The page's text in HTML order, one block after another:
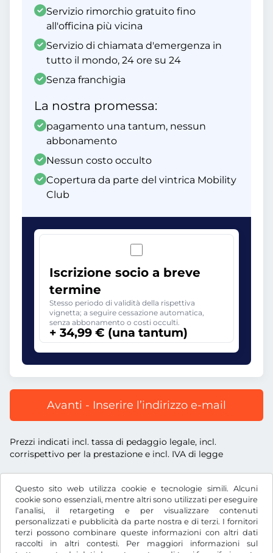
Questo sito web utilizza cookie e tecnologie simili. Alcuni
cookie sono essenziali, mentre altri sono utilizzati per eseguire
l’analisi, il retargeting e per visualizzare contenuti
personalizzati e pubblicità da parte nostra e di terzi. I fornitori
terzi possono combinare queste informazioni con altri dati
raccolti in altri contesti. Per maggiori informazioni sul
Servizio rimorchio gratuito fino
all'officina più vicina
Servizio di chiamata d'emergenza in
tutto il mondo, 24 ore su 24
Senza franchigia
La nostra promessa:
pagamento una tantum, nessun
abbonamento
Nessun costo occulto
Copertura da parte del vintrica Mobility
Club
Iscrizione socio a breve
termine
Stesso periodo di validità della rispettiva
vignetta; a seguire cessazione automatica,
senza abbonamento o costi occulti.
+ 34,99 € (una tantum)
Avanti - Inserire l’indirizzo e-mail
Prezzi indicati incl. tassa di pedaggio legale, incl.
corrispettivo per la prestazione e incl. IVA di legge
€EUR